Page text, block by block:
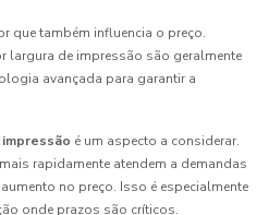
que também influencia o preço.
largura de impressão são geralmente
avançada para garantir a
é um aspecto a considerar.
rapidamente atendem a demandas
no preço. Isso é especialmente
onde prazos são críticos.